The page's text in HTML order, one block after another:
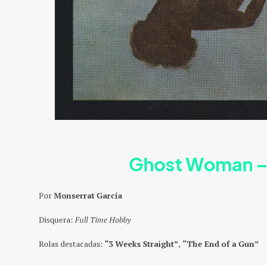
Ghost Woman –
PorMonserrat García
Disquera:Full Time Hobby
Rolas destacadas: “3 Weeks Straight”, “The End of a Gun”